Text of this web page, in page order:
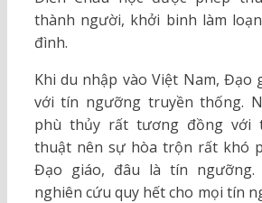
thành người, khởi binh làm
đình.
Khi du nhập vào Việt Nam, Đạo
với tín ngưỡng truyền thống.
phù thủy rất tương đồng với
thuật nên sự hòa trộn rất khó
Đạo giáo, đâu là tín ngưỡng.
nghiên cứu quy hết cho mọi tín